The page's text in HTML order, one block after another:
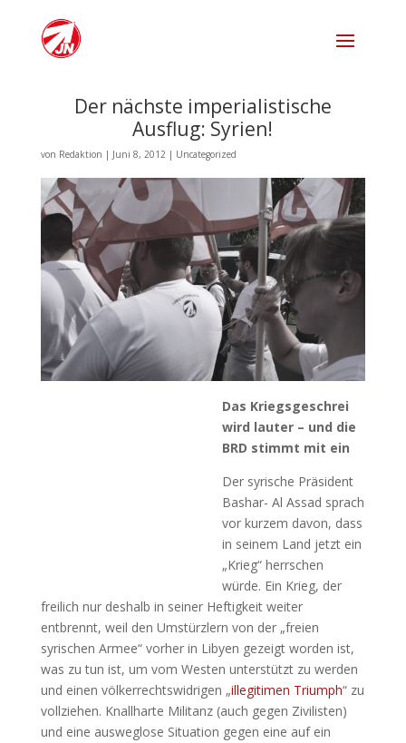
Der nächste imperialistische
Ausflug: Syrien!
von Redaktion | Juni 8, 2012| Uncategorized
Das Kriegsgeschrei
wird lauter – und die
BRD stimmt mit ein
Der syrische Präsident
Bashar- Al Assad sprach
vor kurzem davon, dass
in seinem Land jetzt ein
„Krieg“ herrschen
würde. Ein Krieg, der
freilich nur deshalb in seiner Heftigkeit weiter
entbrennt, weil den Umstürzlern von der „freien
syrischen Armee“ vorher in Libyen gezeigt worden ist,
was zu tun ist, um vom Westen unterstützt zu werden
und einen völkerrechtswidrigen „illegitimen Triumph“ zu
vollziehen. Knallharte Militanz (auch gegen Zivilisten)
und eine ausweglose Situation gegen eine auf ein